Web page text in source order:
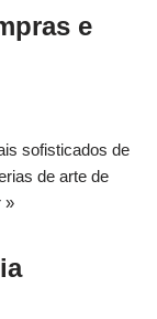
e
sofisticados de
de arte de
»